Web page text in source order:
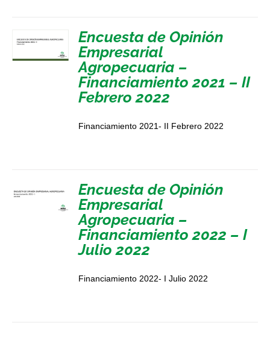
Encuesta de Opinión
Empresarial
Agropecuaria –
Financiamiento 2021 – II
Febrero 2022
Financiamiento 2021- II Febrero 2022
Encuesta de Opinión
Empresarial
Agropecuaria –
Financiamiento 2022 – I
Julio 2022
Financiamiento 2022- I Julio 2022